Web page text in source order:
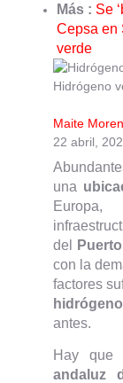
Más : Se
Cepsa en
verde
Hidrógeno
Maite
22 abril,
una
del
con la
factores
antes.
Hay
andaluz